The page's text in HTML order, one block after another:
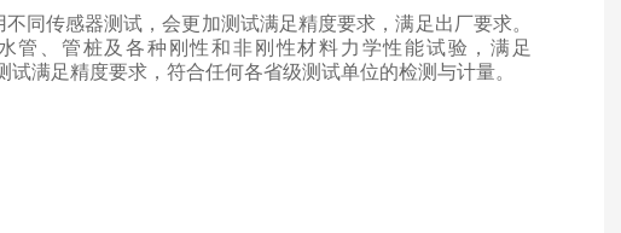
同传感器测试，会更加测试满足精度要求，满足出厂要求。
管、管桩及各种刚性和非刚性材料力学性能试验，满足
试满足精度要求 ，符合任何各省级测试单位的检测与计量。